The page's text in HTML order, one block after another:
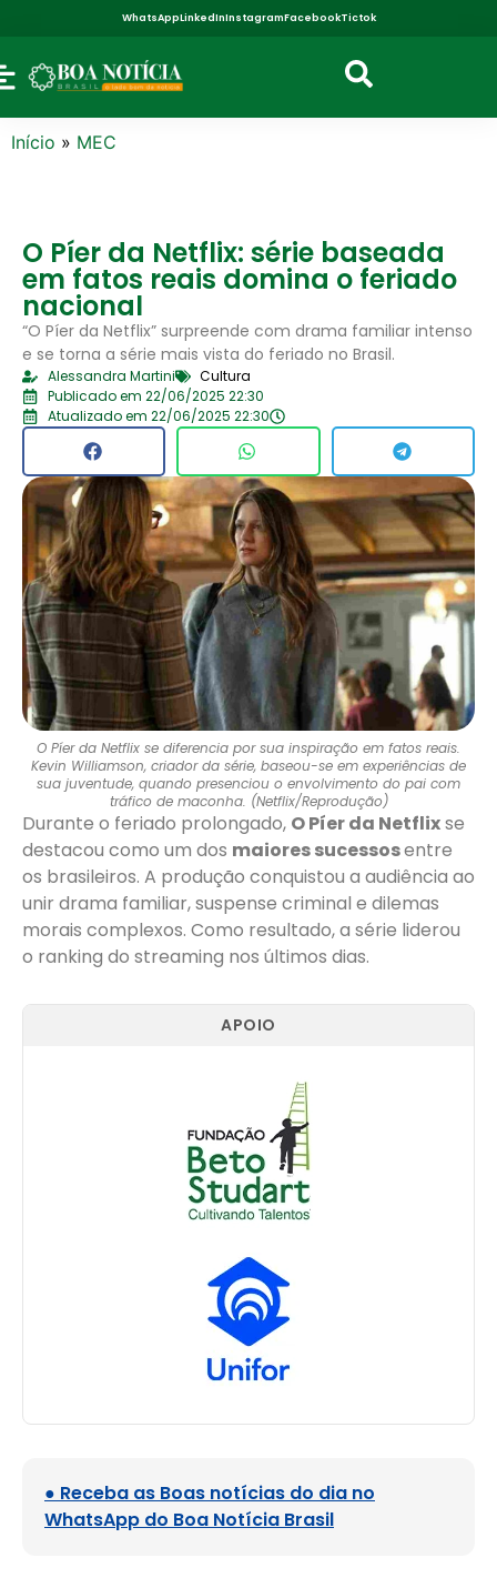
WhatsAppLinkedInInstagramFacebookTictok
Início » MEC
O Píer da Netflix: série baseada
em fatos reais domina o feriado
nacional
“O Píer da Netflix” surpreende com drama familiar intenso
e se torna a série mais vista do feriado no Brasil.
Alessandra Martini
Cultura
Publicado em 22/06/2025 22:30
Atualizado em 22/06/2025 22:30
O Píer da Netflix se diferencia por sua inspiração em fatos reais.
Kevin Williamson, criador da série, baseou-se em experiências de
sua juventude, quando presenciou o envolvimento do pai com
tráfico de maconha. (Netflix/Reprodução)
Durante o feriado prolongado, O Píer da Netflixse
destacou como um dos maiores sucessosentre
os brasileiros. A produção conquistou a audiência ao
unir drama familiar, suspense criminal e dilemas
morais complexos. Como resultado, a série liderou
o ranking do streaming nos últimos dias.
APOIO
● Receba as Boas notícias do dia no
WhatsApp do Boa Notícia Brasil